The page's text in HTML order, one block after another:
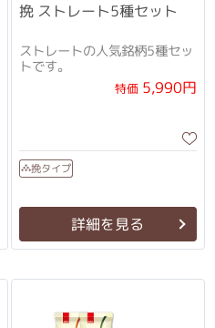
挽 ストレート5種セット
ストレートの人気銘柄5種セッ
トです。
特価5,990円
挽タイプ
詳細を見る